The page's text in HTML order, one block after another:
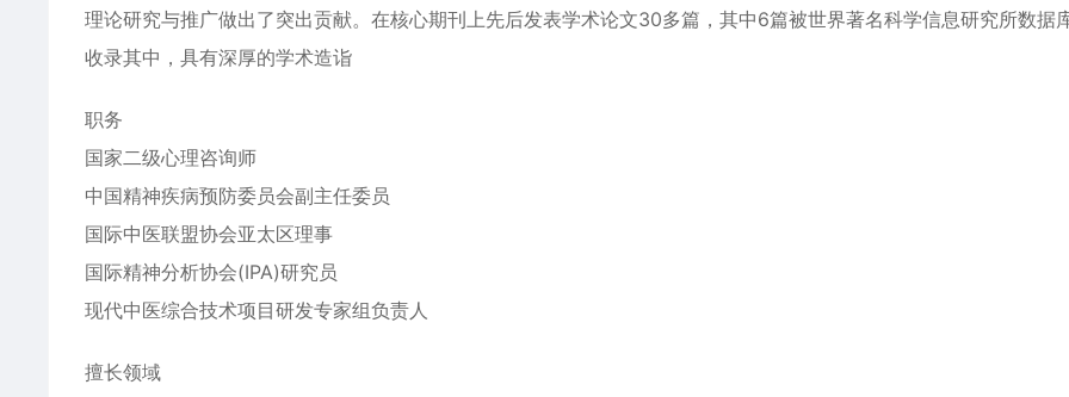
理论研究与推广做出了突出贡献。在核心期刊上先后发表学术论文30多篇，其中6篇被世界著名科学信息研究所数据
收录其中，具有深厚的学术造诣
职务
国家二级心理咨询师
中国精神疾病预防委员会副主任委员
国际中医联盟协会亚太区理事
国际精神分析协会(IPA)研究员
现代中医综合技术项目研发专家组负责人
擅长领域